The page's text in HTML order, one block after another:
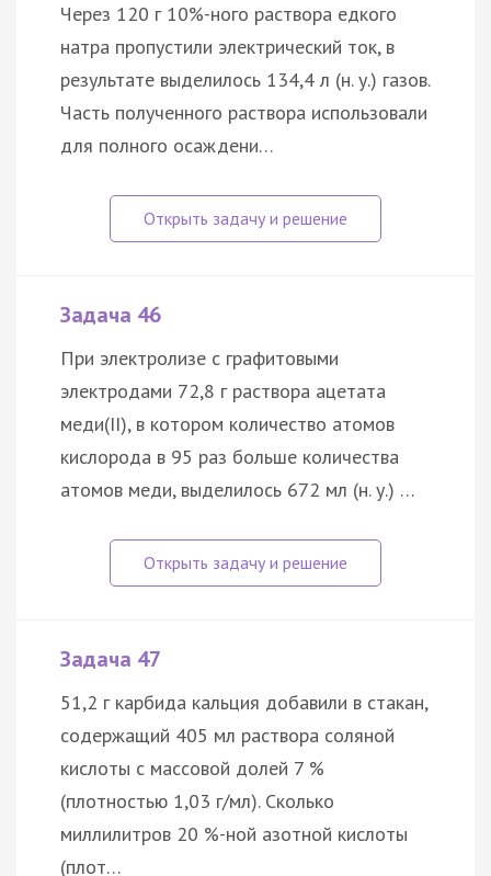
Через 120 г 10%-ного раствора едкого
натра пропустили электрический ток, в
результате выделилось 134,4 л (н. у.) газов.
Часть полученного раствора использовали
для полного осаждени…
Задача 46
При электролизе с графитовыми
электродами 72,8 г раствора ацетата
меди(II), в котором количество атомов
кислорода в 95 раз больше количества
атомов меди, выделилось 672 мл (н. у.) …
Задача 47
51,2 г карбида кальция добавили в стакан,
содержащий 405 мл раствора соляной
кислоты с массовой долей 7 %
(плотностью 1,03 г/мл). Сколько
миллилитров 20 %-ной азотной кислоты
(плот…